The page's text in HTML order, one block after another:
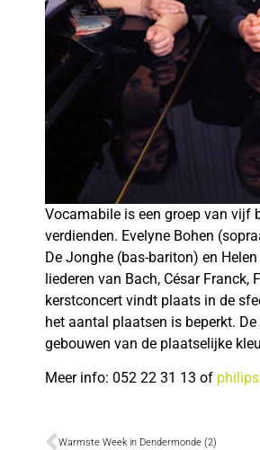
Vocamabile is een groep van vijf
verdienden. Evelyne Bohen
De Jonghe (bas-bariton) en
liederen van Bach, César Franck,
kerstconcert vindt plaats in de
het aantal plaatsen is beperkt.
gebouwen van de plaatselijke
Meer info: 052 22 31 13 of
Warmste Week in Dendermonde (2)